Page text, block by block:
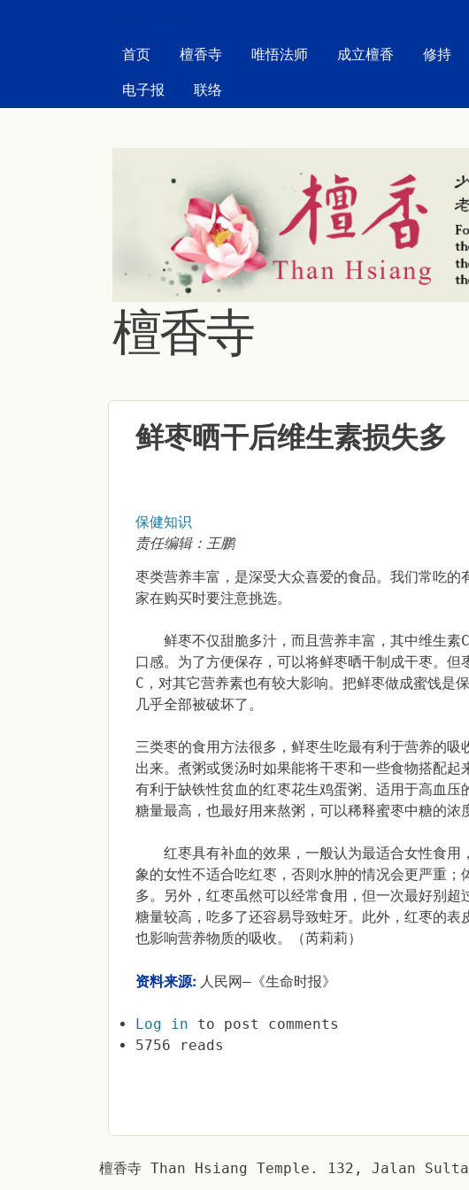
首页 檀香寺 唯悟法师 成立檀香 修持
电子报 联络
檀香寺
鲜枣晒干后维生素损失多
保健知识
责任编辑：王鹏
枣类营养丰富，是深受大众喜爱的食品。我们常吃
家在购买时要注意挑选。
鲜枣不仅甜脆多汁，而且营养丰富，其中维生素
口感。为了方便保存，可以将鲜枣晒干制成干枣。
C，对其它营养素也有较大影响。把鲜枣做成蜜饯是
几乎全部被破坏了。
三类枣的食用方法很多，鲜枣生吃最有利于营养的
出来。煮粥或煲汤时如果能将干枣和一些食物搭配起
有利于缺铁性贫血的红枣花生鸡蛋粥、适用于高血
糖量最高，也最好用来熬粥，可以稀释蜜枣中糖的浓
红枣具有补血的效果，一般认为最适合女性食用
象的女性不适合吃红枣，否则水肿的情况会更严重
多。另外，红枣虽然可以经常食用，但一次最好别
糖量较高，吃多了还容易导致蛀牙。此外，红枣的表
也影响营养物质的吸收。（芮莉莉）
资料来源: 人民网―《生命时报》
Log in to post comments
5756 reads
檀香寺 Than Hsiang Temple. 132, Jalan